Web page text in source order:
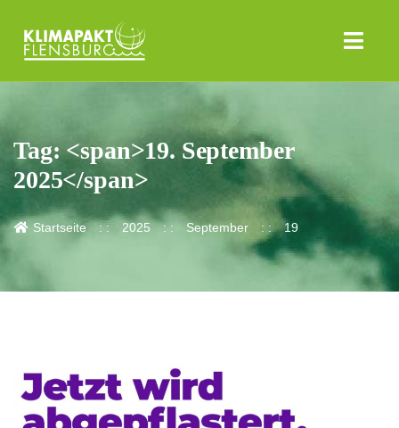
Tag: <span>19. September
2025</span>
Startseite 2025 September 19